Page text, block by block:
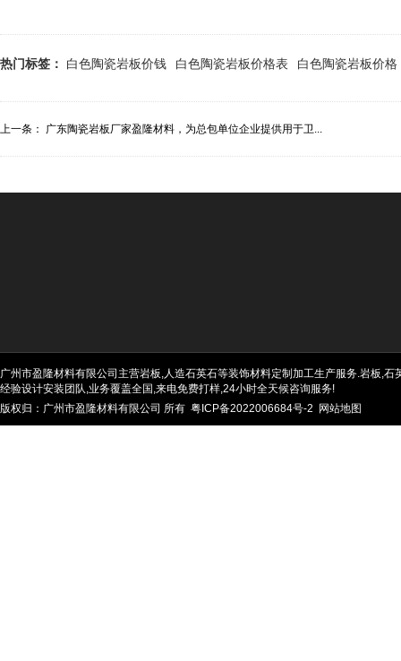
热门标签： 白色陶瓷岩板价钱 白色陶瓷岩板价格表 白色陶瓷岩板价格
上一条： 广东陶瓷岩板厂家盈隆材料，为总包单位企业提供用于卫...
广州市盈隆材料有限公司主营岩板,人造石英石等装饰材料定制加工生产服务.岩板,
经验设计安装团队,业务覆盖全国,来电免费打样,24小时全天候咨询服务!
版权归：广州市盈隆材料有限公司 所有 粤ICP备2022006684号-2 网站地图